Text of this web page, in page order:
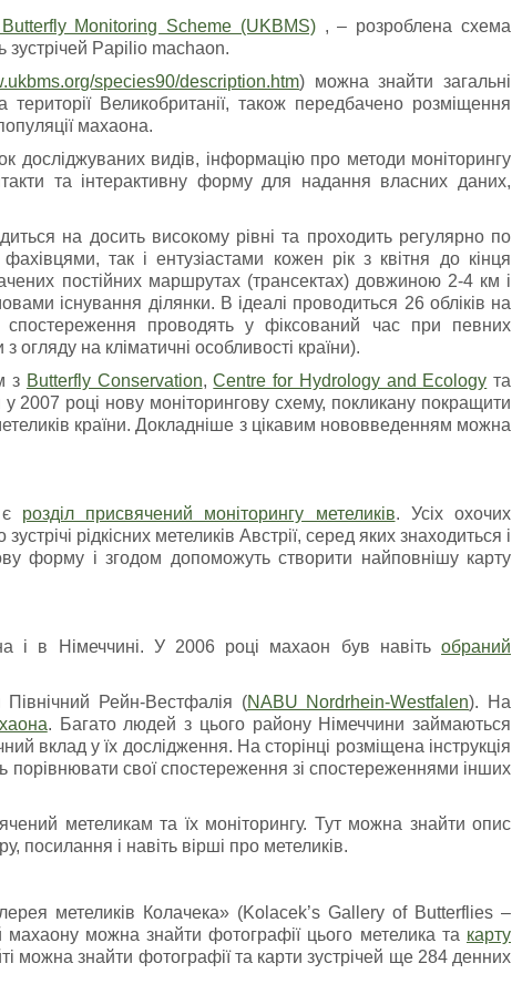
Monitoring Scheme (UKBMS), – розроблена схема
зустрічей Papilio machaon.
species90/description.htm) можна знайти загальні
Великобританії, також передбачено розміщення
махаона.
досліджуваних видів, інформацію про методи моніторингу
та інтерактивну форму для надання власних даних,
на досить високому рівні та проходить регулярно по
так і ентузіастами кожен рік з квітня до кінця
постійних маршрутах (трансектах) довжиною 2-4 км і
існування ділянки. В ідеалі проводиться 26 обліків на
спостереження проводять у фіксований час при певних
на кліматичні особливості країни).
з Butterfly Conservation,Centre for Hydrology and Ecology та
2007 році нову моніторингову схему, покликану покращити
країни. Докладніше з цікавим нововведенням можна
розділ присвячений моніторингу метеликів. Усіх охочих
рідкісних метеликів Австрії, серед яких знаходиться і
форму і згодом допоможуть створити найповнішу карту
і в Німеччині. У 2006 році махаон був навіть обраний
Рейн-Вестфалія (NABU Nordrhein-Westfalen). На
. Багато людей з цього району Німеччини займаються
вклад у їх дослідження. На сторінці розміщена інструкція
порівнювати свої спостереження зі спостереженнями інших
метеликам та їх моніторингу. Тут можна знайти опис
посилання і навіть вірші про метеликів.
метеликів Колачека» (Kolacek’s Gallery of Butterflies –
махаону можна знайти фотографії цього метелика та карту
можна знайти фотографії та карти зустрічей ще 284 денних